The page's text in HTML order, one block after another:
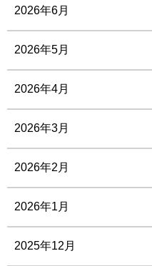
2026年6月
2026年5月
2026年4月
2026年3月
2026年2月
2026年1月
2025年12月